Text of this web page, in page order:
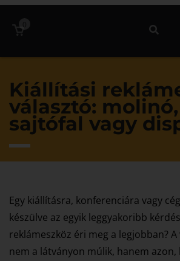
0
Kiállítási
választó:
sajtófal vagy
Egy kiállításra, konferenciára vagy
készülve az egyik leggyakoribb
reklámeszköz éri meg a legjobban?
nem a látványon múlik, hanem azon,